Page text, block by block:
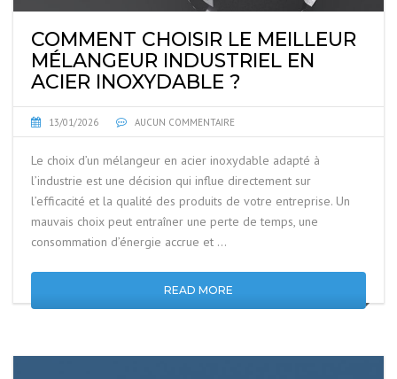
COMMENT CHOISIR LE MEILLEUR
MÉLANGEUR INDUSTRIEL EN
ACIER INOXYDABLE ?
13/01/2026 AUCUN COMMENTAIRE
Le choix d’un mélangeur en acier inoxydable adapté à
l’industrie est une décision qui influe directement sur
l’efficacité et la qualité des produits de votre entreprise. Un
mauvais choix peut entraîner une perte de temps, une
consommation d’énergie accrue et …
READ MORE